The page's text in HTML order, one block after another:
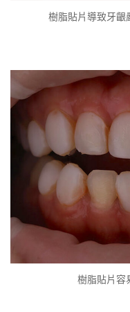
樹脂貼片導致牙齦
樹脂貼片容